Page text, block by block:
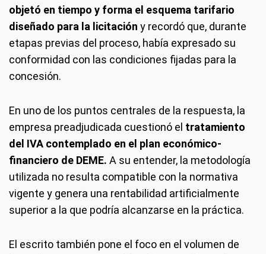
objetó en tiempo y forma el esquema tarifario
diseñado para la licitación y recordó que, durante
etapas previas del proceso, había expresado su
conformidad con las condiciones fijadas para la
concesión.
En uno de los puntos centrales de la respuesta, la
empresa preadjudicada cuestionó el tratamiento
del IVA contemplado en el plan económico-
financiero de DEME. A su entender, la metodología
utilizada no resulta compatible con la normativa
vigente y genera una rentabilidad artificialmente
superior a la que podría alcanzarse en la práctica.
El escrito también pone el foco en el volumen de